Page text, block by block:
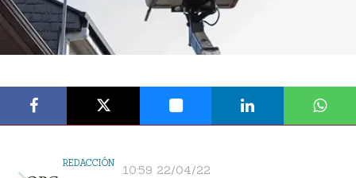
REDACCIÓN 10:59 22/04/22